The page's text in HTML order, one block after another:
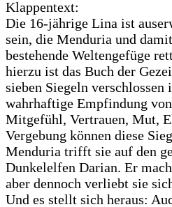
Klappentext:
Die 16-jährige Lina ist
sein, die Menduria und
bestehende Weltengefüge
hierzu ist das Buch der
sieben Siegeln
wahrhaftige Empfindung
Mitgefühl, Vertrauen, Mut,
Vergebung können diese
Menduria trifft sie auf den
Dunkelelfen Darian. Er
aber dennoch verliebt sie
Und es stellt sich heraus: